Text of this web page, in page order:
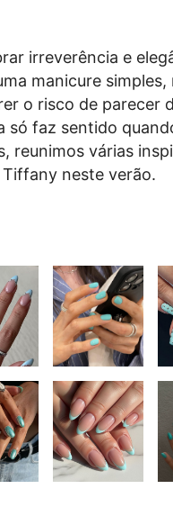
irreverência e
manicure simples,
o risco de parecer
só faz sentido
reunimos várias
neste verão.